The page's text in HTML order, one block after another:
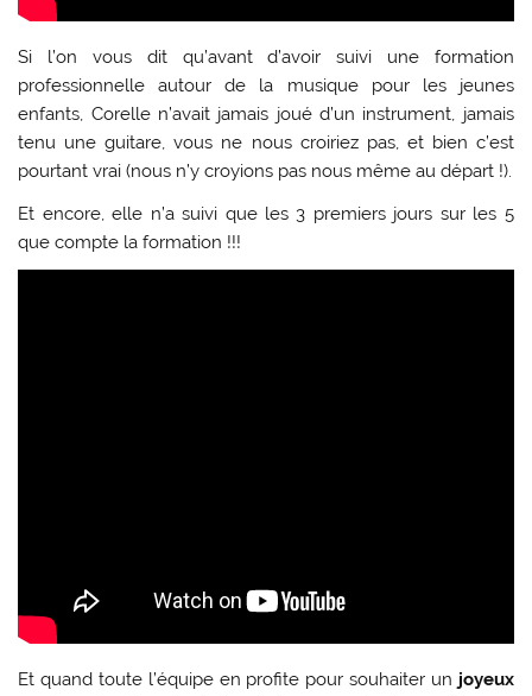
Si l’on vous dit qu’avant d’avoir suivi une formation
professionnelle autour de la musique pour les jeunes
enfants, Corelle n’avait jamais joué d’un instrument, jamais
tenu une guitare, vous ne nous croiriez pas, et bien c’est
pourtant vrai (nous n’y croyions pas nous même au départ !).
Et encore, elle n’a suivi que les 3 premiers jours sur les 5
que compte la formation !!!
Et quand toute l’équipe en profite pour souhaiter un joyeux